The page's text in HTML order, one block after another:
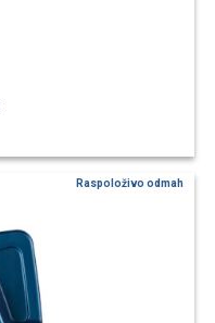
Raspoloživo odmah